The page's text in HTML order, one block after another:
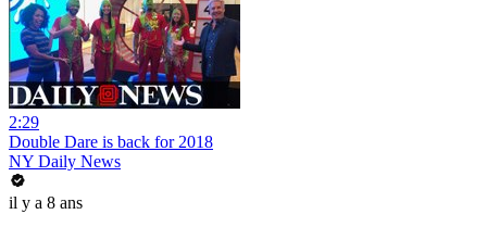
2:29
Double Dare is back for 2018
NY Daily News
il y a 8 ans